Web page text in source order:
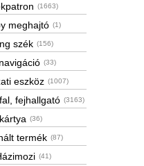
(1663)
meghajtó (1)
szék (156)
(33)
eszköz (1007)
fejhallgató (3163)
(36)
termék (87)
(41)